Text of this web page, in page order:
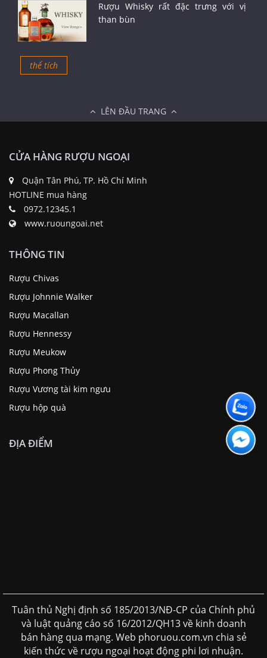
Rượu Whisky rất đặc trưng với vị
than bùn
thể tích
LÊN ĐẦU TRANG
CỬA HÀNG RƯỢU NGOẠI
Quận Tân Phú, TP. Hồ Chí Minh
HOTLINE mua hàng
0972.12345.1
www.ruoungoai.net
THÔNG TIN
Rượu Chivas
Rượu Johnnie Walker
Rượu Macallan
Rượu Hennessy
Rượu Meukow
Rượu Phong Thủy
Rượu Vương tài kim ngưu
Rượu hộp quà
ĐỊA ĐIỂM
Tuân thủ Nghị định số 185/2013/NĐ-CP của Chính phủ
và luật quảng cáo số 16/2012/QH13 về kinh doanh
bán hàng qua mạng. Web phoruou.com.vn chia sẻ
kiến thức về rượu ngoại hoạt động phi lơi nhuận.